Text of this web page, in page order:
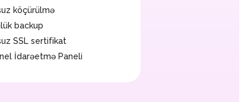
köçürülmə
backup
SSL sertifikat
İdarəetmə Paneli